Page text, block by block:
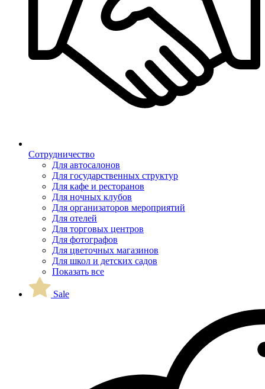
Сотрудничество
Для автосалонов
Для государственных структур
Для кафе и ресторанов
Для ночных клубов
Для организаторов мероприятий
Для отелей
Для торговых центров
Для фотографов
Для цветочных магазинов
Для школ и детских садов
Показать все
Sale